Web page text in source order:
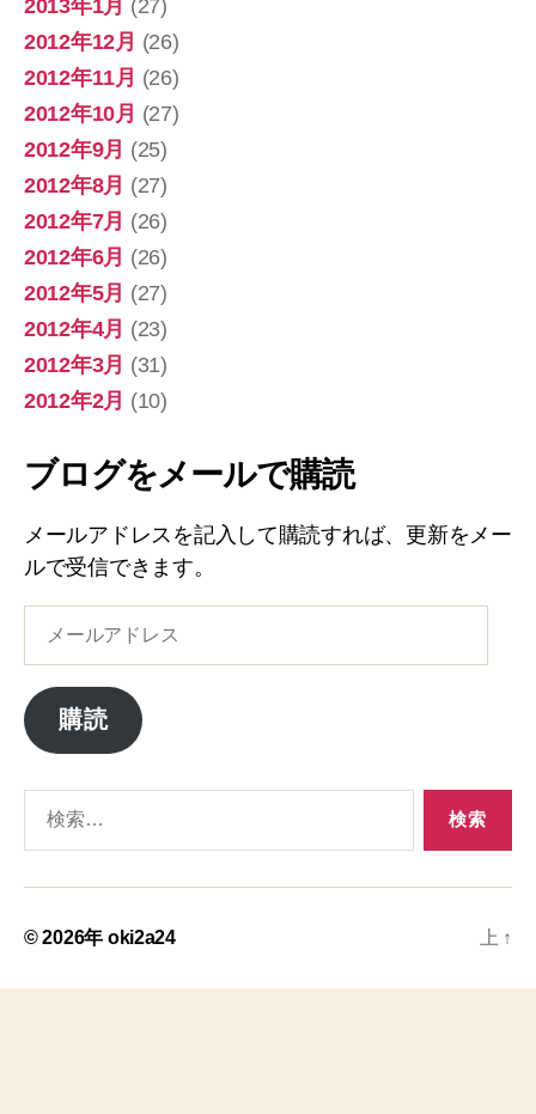
2013年1月 (27)
2012年12月 (26)
2012年11月 (26)
2012年10月 (27)
2012年9月 (25)
2012年8月 (27)
2012年7月 (26)
2012年6月 (26)
2012年5月 (27)
2012年4月 (23)
2012年3月 (31)
2012年2月 (10)
ブログをメールで購読
メールアドレスを記入して購読すれば、更新をメー
ルで受信できます。
ア
ド
ス
購読
象:
© 2026年 oki2a24 上 ↑